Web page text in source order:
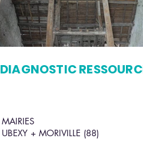
DIAGNOSTIC
MAIRIES
UBEXY + MORIVILLE (88)